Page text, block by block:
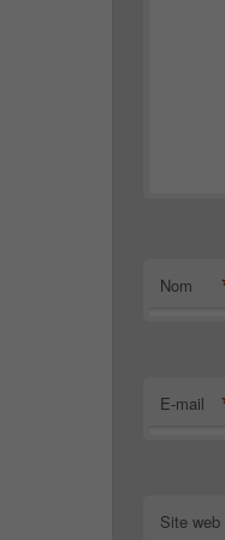
Nom
E-mail
Site web